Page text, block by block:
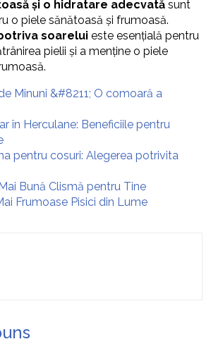
și o hidratare adecvată sunt
o piele sănătoasă și frumoasă.
soarelui este esențială pentru
pielii și a menține o piele
Minuni &#8211; O comoară a
în Herculane: Beneficiile pentru
pentru cosuri: Alegerea potrivita
Bună Clismă pentru Tine
Frumoase Pisici din Lume